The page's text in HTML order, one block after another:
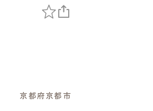
京都府京都市